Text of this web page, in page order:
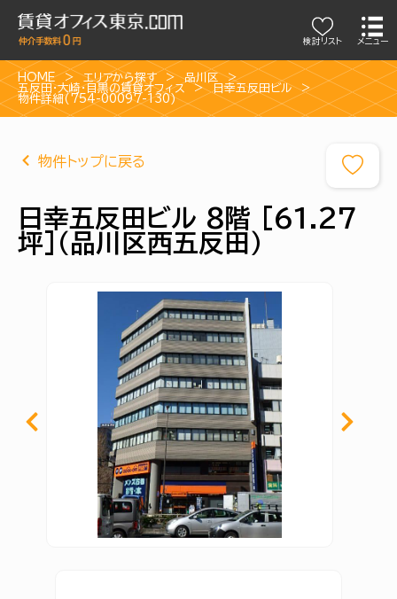
検討リスト メニュー
HOME エリアから探す
品川区
五反田・大崎・目黒の賃貸オフィス
日幸五反田ビル
物件詳細(754-00097-130)
物件トップに戻る
日幸五反田ビル 8階 [61.27
坪]（品川区西五反田）